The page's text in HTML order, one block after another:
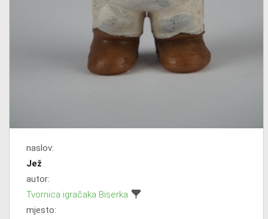
naslov:
Jež
autor:
Tvornica igračaka Biserka
mjesto: